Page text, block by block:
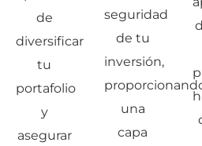
de
diversificar
tu
portafolio
y
asegurar
seguridad
de tu
inversión,
una
capa